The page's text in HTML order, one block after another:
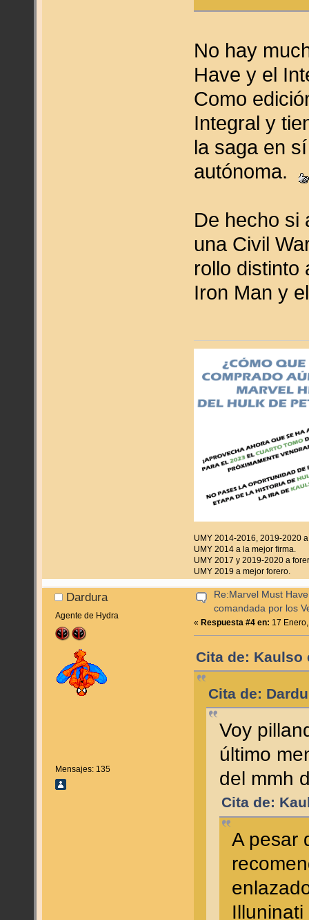
No hay
Have y el
Como
Integral y
la saga en
autónoma.
De hecho si
una Civil
rollo distinto
Iron Man y
UMY 2014-2016, 2019-2020
UMY 2014 a la mejor firma.
UMY 2017 y 2019-2020 a
UMY 2019 a mejor forero.
Dardura
Agente de Hydra
Mensajes: 135
Re:Marvel Must
comandada por los
« Respuesta #4 en: 17
Cita de: Kaulso
Cita de:
Voy
último
del mmh
Cita de:
A pesar